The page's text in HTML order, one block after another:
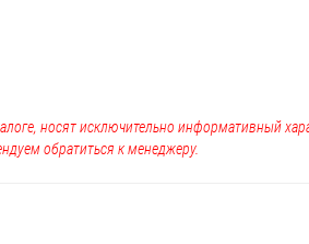
носят исключительно информативный
обратиться к менеджеру.